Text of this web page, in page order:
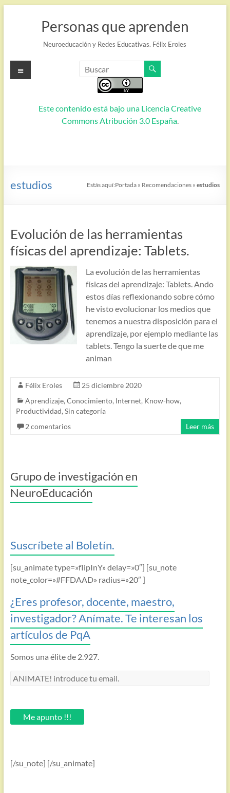
Personas que aprenden
Neuroeducación y Redes Educativas. Félix Eroles
Este contenido está bajo una Licencia Creative
Commons Atribución 3.0 España.
Menú
estudios Estás aquí:Portada » Recomendaciones »estudios
Evolución de las herramientas
físicas del aprendizaje: Tablets.
La evolución de las herramientas
físicas del aprendizaje: Tablets. Ando
estos días reflexionando sobre cómo
he visto evolucionar los medios que
tenemos a nuestra disposición para el
aprendizaje, por ejemplo mediante las
tablets. Tengo la suerte de que me
animan
Félix Eroles
25 diciembre 2020
Aprendizaje, Conocimiento, Internet, Know-how,
Productividad, Sin categoría
2 comentarios
Leer más
Grupo de investigación en
NeuroEducación
Suscríbete al Boletín.
[su_animate type=»flipInY» delay=»0″] [su_note
note_color=»#FFDAAD» radius=»20″ ]
¿Eres profesor, docente, maestro,
investigador? Anímate. Te interesan los
artículos de PqA
Somos una élite de 2.927.
ANIMATE!
email.Me apunto !!!
[/su_note] [/su_animate]